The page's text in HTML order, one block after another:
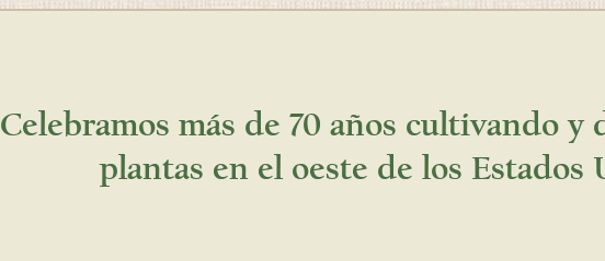
Celebramos más de 70 años cultivando
plantas en el oeste de los Estados